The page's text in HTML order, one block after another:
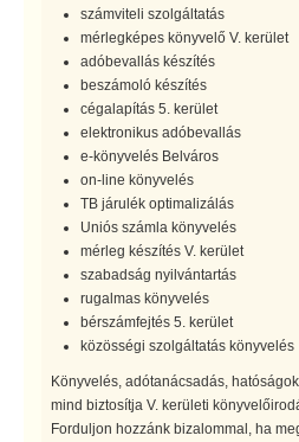
számviteli szolgáltatás
mérlegképes könyvelő V. kerület
adóbevallás készítés
beszámoló készítés
cégalapítás 5. kerület
elektronikus adóbevallás
e-könyvelés Belváros
on-line könyvelés
TB járulék optimalizálás
Uniós számla könyvelés
mérleg készítés V. kerület
szabadság nyilvántartás
rugalmas könyvelés
bérszámfejtés 5. kerület
közösségi szolgáltatás könyvelés
Könyvelés, adótanácsadás,
mind biztosítja V. kerületi
Forduljon hozzánk bizalommal, ha